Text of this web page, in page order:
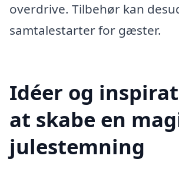
overdrive. Tilbehør kan
samtalestarter for gæster.
Idéer og
at skabe en
julestemning